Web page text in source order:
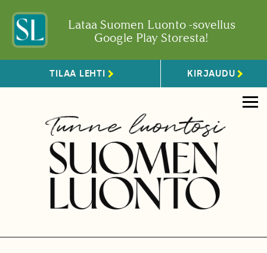
Lataa Suomen Luonto -sovellus
Google Play Storesta!
TILAA LEHTI KIRJAUDU